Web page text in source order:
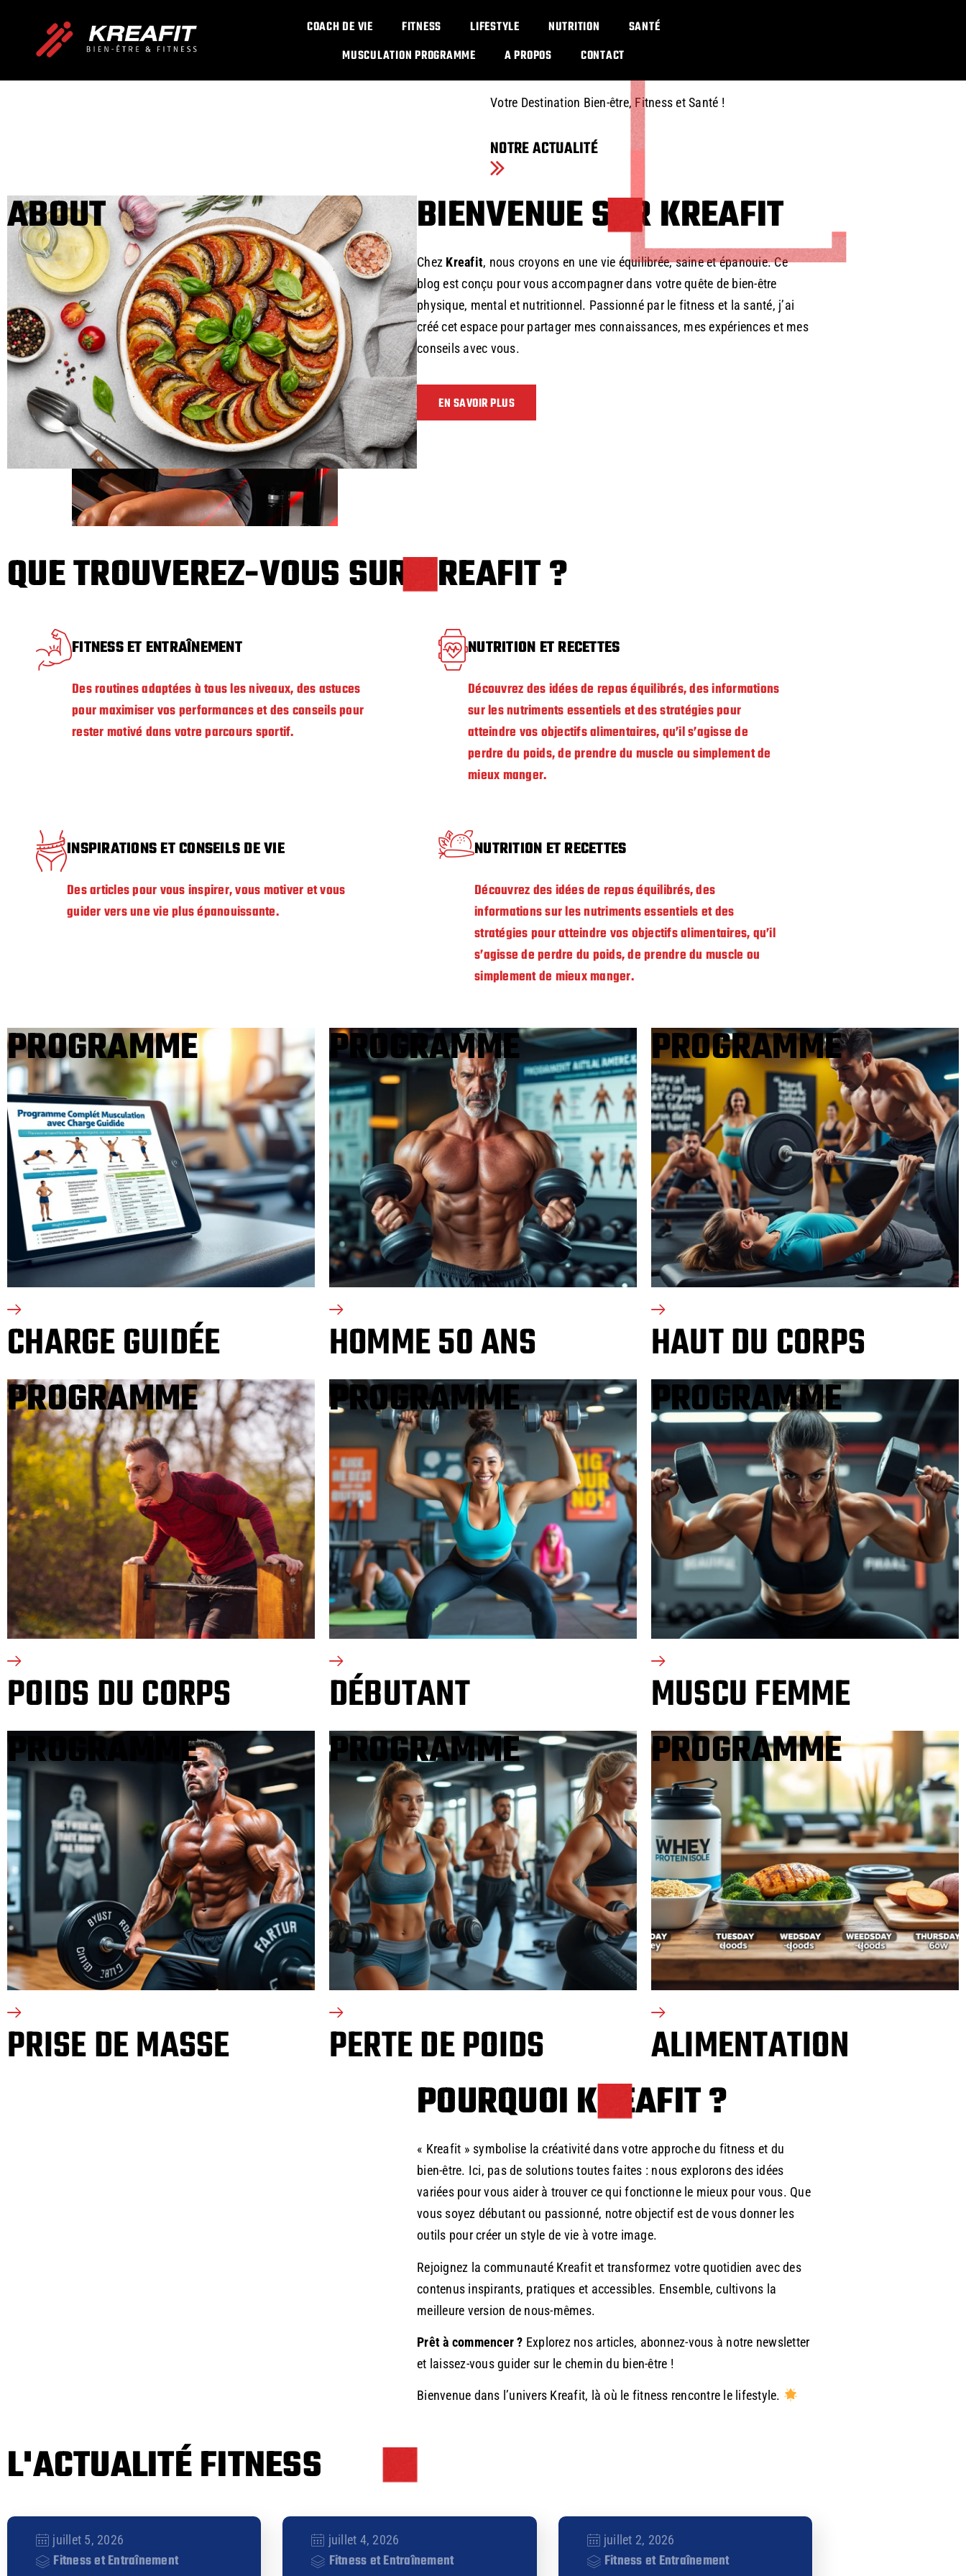
COACH DE VIE FITNESS LIFESTYLE NUTRITION
SANTÉ
MUSCULATION PROGRAMME​
A PROPOS CONTACT
IMPOSSIBLE IS JUST A
OPINION
Votre Destination Bien-être, Fitness et Santé !
NOTRE ACTUALITÉ
ABOUT BIENVENUE SUR KREAFIT
Chez Kreafit, nous croyons en une vie équilibrée, saine et épanouie. Ce
blog est conçu pour vous accompagner dans votre quête de bien-être
physique, mental et nutritionnel. Passionné par le fitness et la santé, j’ai
créé cet espace pour partager mes connaissances, mes expériences et mes
conseils avec vous.
EN SAVOIR PLUS
QUE TROUVEREZ-VOUS SUR KREAFIT ?
FITNESS ET ENTRAÎNEMENT
Des routines adaptées à tous les niveaux, des astuces
pour maximiser vos performances et des conseils pour
rester motivé dans votre parcours sportif.
NUTRITION ET RECETTES
Découvrez des idées de repas équilibrés, des informations
sur les nutriments essentiels et des stratégies pour
atteindre vos objectifs alimentaires, qu’il s’agisse de
perdre du poids, de prendre du muscle ou simplement de
mieux manger.
INSPIRATIONS ET CONSEILS DE VIE
Des articles pour vous inspirer, vous motiver et vous
guider vers une vie plus épanouissante.
NUTRITION ET RECETTES
Découvrez des idées de repas équilibrés, des
informations sur les nutriments essentiels et des
stratégies pour atteindre vos objectifs alimentaires, qu’il
s’agisse de perdre du poids, de prendre du muscle ou
simplement de mieux manger.
PROGRAMME
CHARGE GUIDÉE
PROGRAMME
HOMME 50 ANS
PROGRAMME
HAUT DU CORPS
PROGRAMME
POIDS DU CORPS
PROGRAMME
DÉBUTANT
PROGRAMME
MUSCU FEMME
PROGRAMME
PRISE DE MASSE
PROGRAMME
PERTE DE POIDS
PROGRAMME
ALIMENTATION
POURQUOI KREAFIT ?
« Kreafit » symbolise la créativité dans votre approche du fitness et du
bien-être. Ici, pas de solutions toutes faites : nous explorons des idées
variées pour vous aider à trouver ce qui fonctionne le mieux pour vous. Que
vous soyez débutant ou passionné, notre objectif est de vous donner les
outils pour créer un style de vie à votre image.
Rejoignez la communauté Kreafit et transformez votre quotidien avec des
contenus inspirants, pratiques et accessibles. Ensemble, cultivons la
meilleure version de nous-mêmes.
Prêt à commencer ? Explorez nos articles, abonnez-vous à notre newsletter
et laissez-vous guider sur le chemin du bien-être !
Bienvenue dans l’univers Kreafit, là où le fitness rencontre le lifestyle.
L'ACTUALITÉ FITNESS
juillet 5, 2026
Fitness et Entraînement
juillet 4, 2026
Fitness et Entraînement
juillet 2, 2026
Fitness et Entraînement